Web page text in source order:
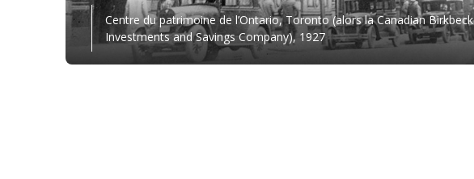
Centre du patrimoine de l’Ontario, Toronto (alors la Canadian Birkbeck
Investments and Savings Company), 1927